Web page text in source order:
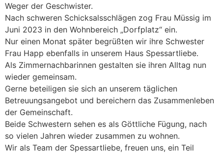
Weger der Geschwister.
Nach schweren Schicksalsschlägen zog Frau Müssig im
Juni 2023 in den Wohnbereich „Dorfplatz“ ein.
Nur einen Monat später begrüßten wir ihre Schwester
Frau Happ ebenfalls in unserem Haus Spessartliebe.
Als Zimmernachbarinnen gestalten sie ihren Alltag nun
wieder gemeinsam.
Gerne beteiligen sie sich an unserem täglichen
Betreuungsangebot und bereichern das Zusammenleben
der Gemeinschaft.
Beide Schwestern sehen es als Göttliche Fügung, nach
so vielen Jahren wieder zusammen zu wohnen.
Wir als Team der Spessartliebe, freuen uns, ein Teil